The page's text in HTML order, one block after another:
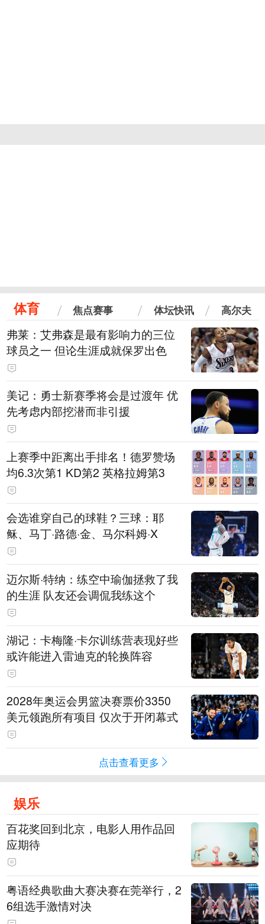
体育 焦点赛事 体坛快讯 高尔夫
弗莱：艾弗森是最有影响力的三位
球员之一 但论生涯成就保罗出色
美记：勇士新赛季将会是过渡年 优
先考虑内部挖潜而非引援
上赛季中距离出手排名！德罗赞场
均6.3次第1 KD第2 英格拉姆第3
会选谁穿自己的球鞋？三球：耶
稣、马丁·路德·金、马尔科姆·X
迈尔斯·特纳：练空中瑜伽拯救了我
的生涯 队友还会调侃我练这个
湖记：卡梅隆·卡尔训练营表现好些
或许能进入雷迪克的轮换阵容
2028年奥运会男篮决赛票价3350
美元领跑所有项目 仅次于开闭幕式
点击查看更多
娱乐
百花奖回到北京，电影人用作品回
应期待
粤语经典歌曲大赛决赛在莞举行，2
6组选手激情对决